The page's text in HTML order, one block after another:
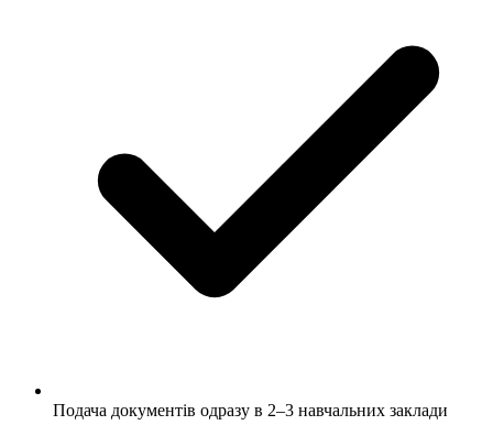
Подача документів одразу в 2–3 навчальних заклади